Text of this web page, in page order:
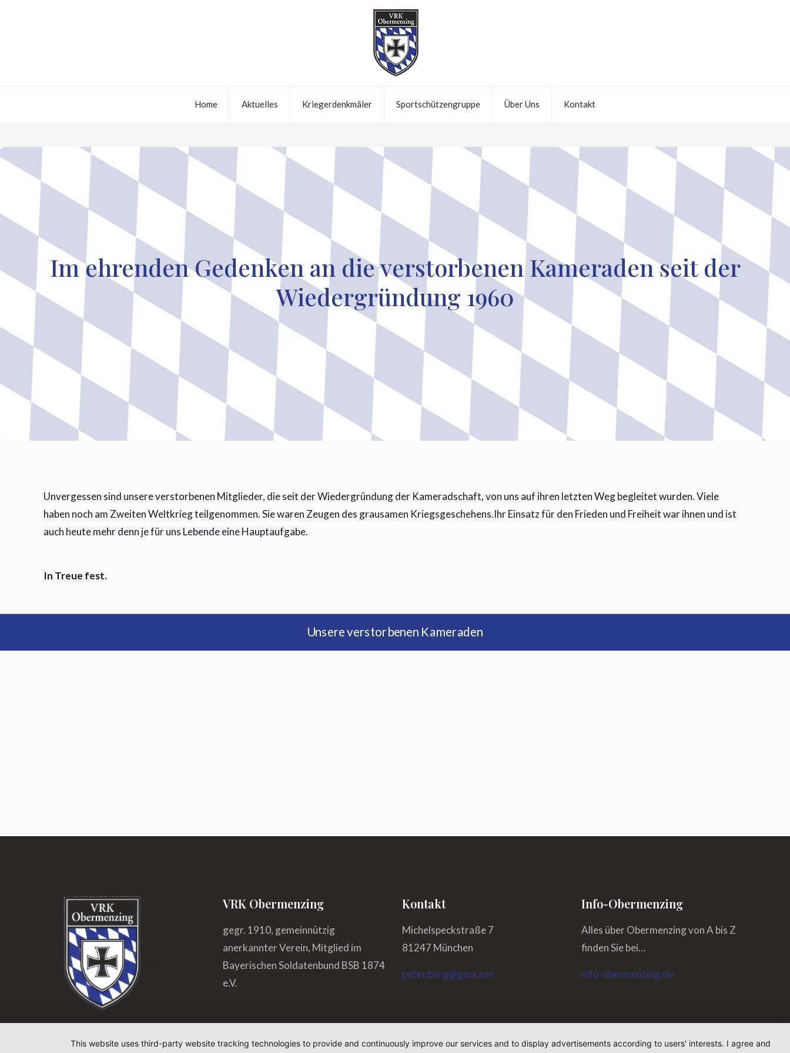
Home Aktuelles Kriegerdenkmäler Sportschützengruppe Über Uns Kontakt
Im ehrenden Gedenken an die verstorbenen Kameraden seit der
Wiedergründung 1960
Unvergessen sind unsere verstorbenen Mitglieder, die seit der Wiedergründung der Kameradschaft, von uns auf ihren letzten Weg begleitet wurden. Viele
haben noch am Zweiten Weltkrieg teilgenommen. Sie waren Zeugen des grausamen Kriegsgeschehens.Ihr Einsatz für den Frieden und Freiheit war ihnen und ist
auch heute mehr denn je für uns Lebende eine Hauptaufgabe.
In Treue fest.
Unsere verstorbenen Kameraden
VRK Obermenzing
gegr. 1910, gemeinnützig
anerkannter Verein, Mitglied im
Bayerischen Soldatenbund BSB 1874
e.V.
Kontakt
Michelspeckstraße 7
81247 München
peter.berg@gmx.net
Info-Obermenzing
Alles über Obermenzing von A bis Z
finden Sie bei…
info-obermenzing.de
This website uses third-party website tracking technologies to provide and continuously improve our services and to display advertisements according to users' interests. I agree and